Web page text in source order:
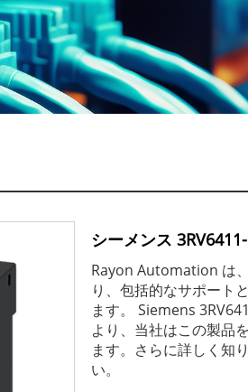
シーメンス
Rayon Automation は
り、包括的なサポート
ます。 Siemens
より、当社はこの製品
ます。さらに詳しく知
い。